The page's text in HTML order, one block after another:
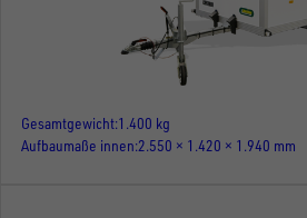
Gesamtgewicht 1.400 kg
Aufbaumaße innen 2.550 × 1.420 × 1.940 mm